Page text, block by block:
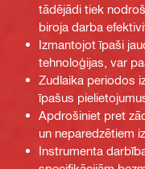
tādējādi tiek
biroja darba
Izmantojot īpaši
tehnoloģijas, var
Zudlaika periodos
īpašus
Apdrošiniet pret
un neparedzētiem
Instrumenta